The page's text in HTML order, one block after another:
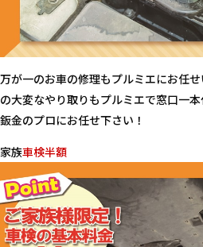
万が一のお車の修理もプルミエにお任
の大変なやり取りもプルミエで窓口一
鈑金のプロにお任せ下さい！
家族車検半額